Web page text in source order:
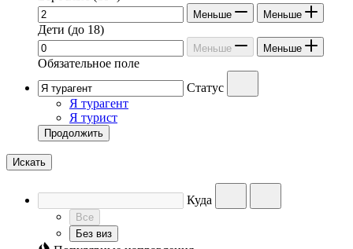
Меньше Меньше
Дети (до 18)
Меньше Меньше
Обязательное поле
Статус
Я турагент
Я турист
Продолжить
Искать
Куда
Все
Без виз